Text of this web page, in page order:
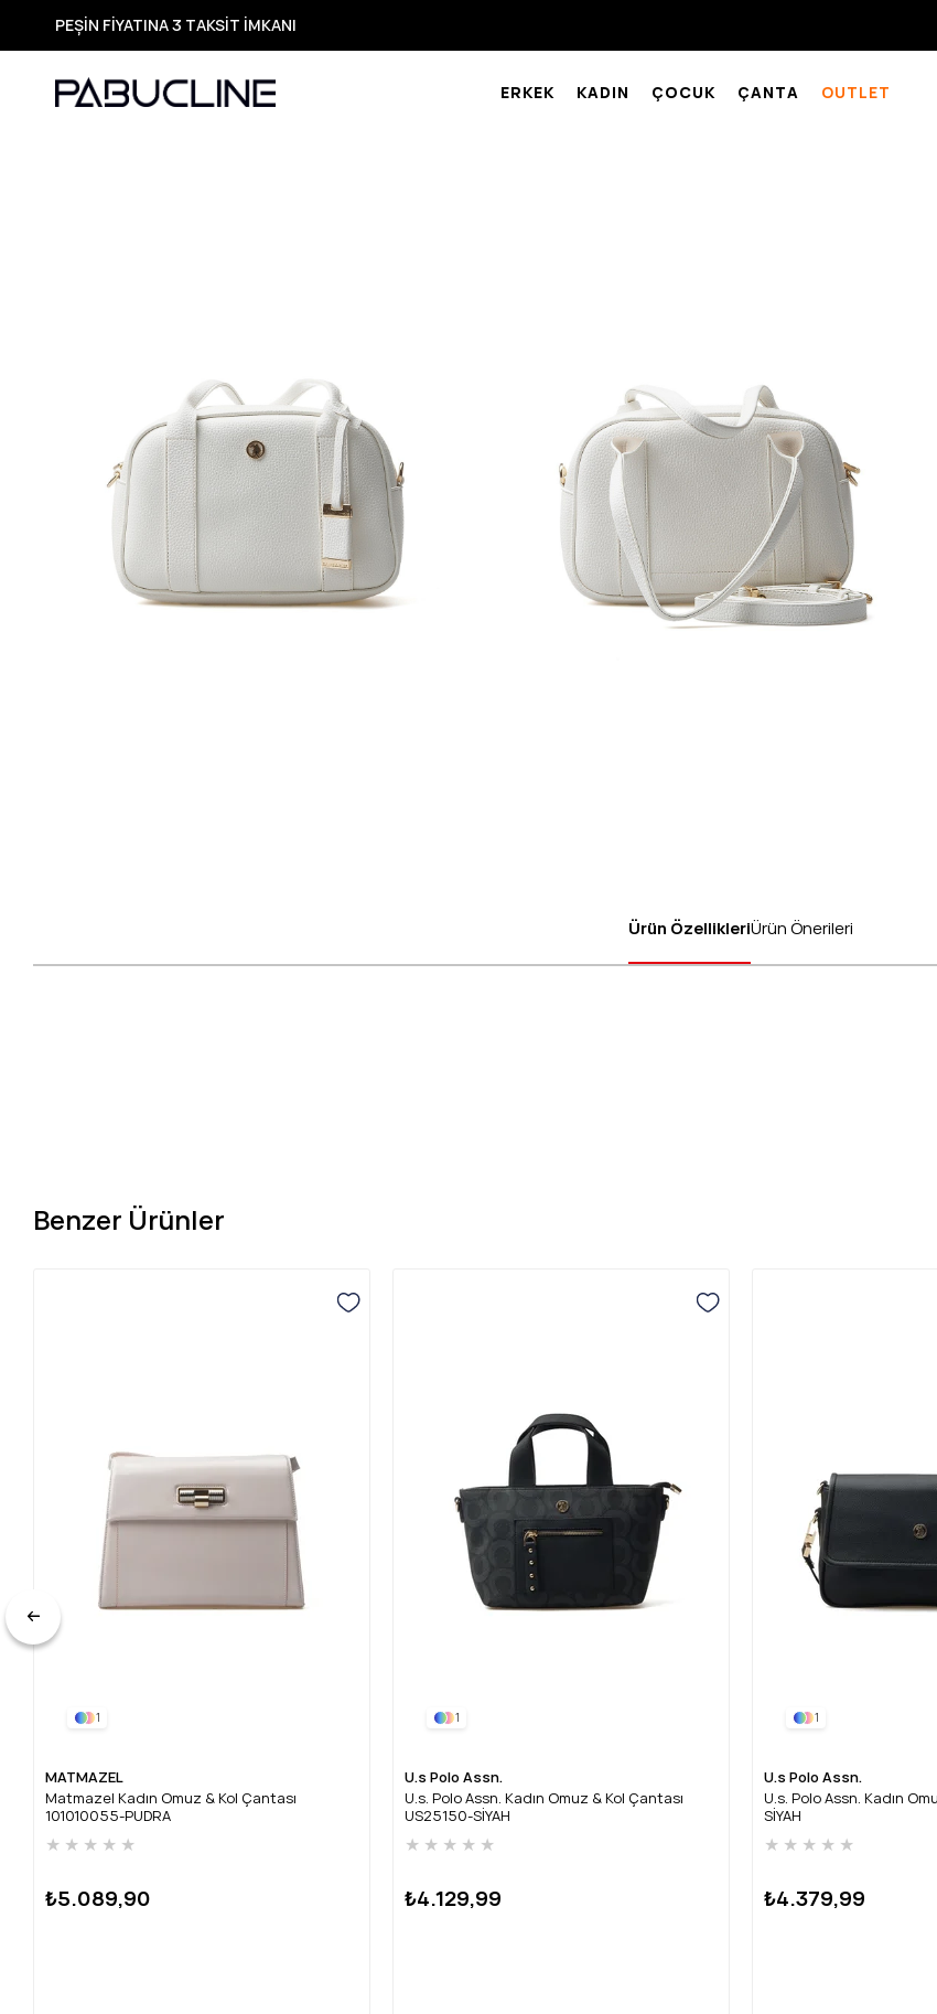
PEŞİN FİYATINA 3 TAKSİT İMKANI
TÜM ÜRÜNLERDE ÜCRETSİZ KARGO
Yeni Sezon Ürünlerde Özel Fırsatlar
Seçili Ürünlerde Hızlı Teslimat
ERKEK KADIN ÇOCUK ÇANTA OUTLET
Ürün ÖzellikleriÜrün Önerileri
Benzer Ürünler
1
MATMAZEL
Matmazel Kadın Omuz & Kol Çantası
101010055-PUDRA
★ ★ ★ ★ ★
₺5.089,90
1
U.s Polo Assn.
U.s. Polo Assn. Kadın Omuz & Kol Çantası
US25150-SİYAH
★ ★ ★ ★ ★
₺4.129,99
1
U.s Polo Assn.
U.s. Polo Assn. Kadın
SİYAH
★ ★ ★ ★ ★
₺4.379,99